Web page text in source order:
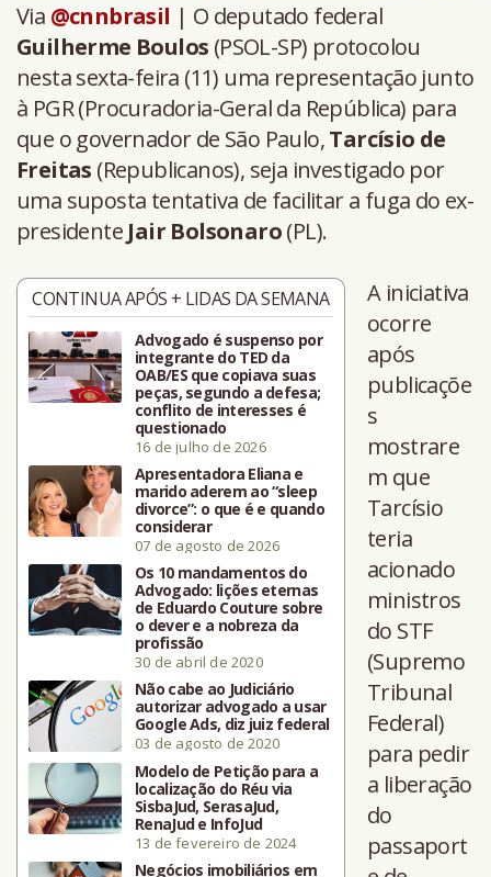
Via @cnnbrasil | O deputado federal
Guilherme Boulos (PSOL-SP) protocolou
nesta sexta-feira (11) uma representação junto
à PGR (Procuradoria-Geral da República) para
que o governador de São Paulo,Tarcísio de
Freitas (Republicanos), seja investigado por
uma suposta tentativa de facilitar a fuga do ex-
presidente Jair Bolsonaro(PL).
CONTINUA APÓS + LIDAS DA SEMANA
Advogado é suspenso por
integrante do TED da
OAB/ES que copiava suas
peças, segundo a defesa;
conflito de interesses é
questionado
16 de julho de 2026
Apresentadora Eliana e
marido aderem ao “sleep
divorce”: o que é e quando
considerar
07 de agosto de 2026
Os 10 mandamentos do
Advogado: lições eternas
de Eduardo Couture sobre
o dever e a nobreza da
profissão
30 de abril de 2020
Não cabe ao Judiciário
autorizar advogado a usar
Google Ads, diz juiz federal
03 de agosto de 2020
Modelo de Petição para a
localização do Réu via
SisbaJud, SerasaJud,
RenaJud e InfoJud
13 de fevereiro de 2024
Negócios imobiliários em
A iniciativa
ocorre
após
publicaçõe
s
mostrare
m que
Tarcísio
teria
acionado
ministros
do STF
(Supremo
Tribunal
Federal)
para pedir
a liberação
do
passaport